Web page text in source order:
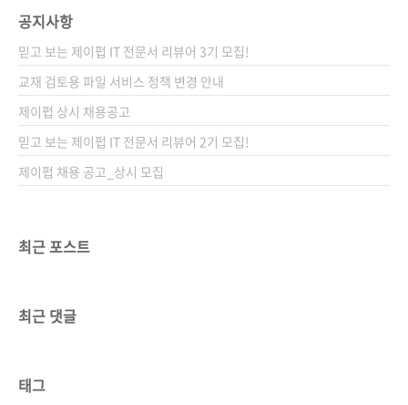
공지사항
믿고 보는 제이펍 IT 전문서 리뷰어 3기 모집!
교재 검토용 파일 서비스 정책 변경 안내
제이펍 상시 채용공고
믿고 보는 제이펍 IT 전문서 리뷰어 2기 모집!
제이펍 채용 공고_상시 모집
최근 포스트
최근 댓글
태그